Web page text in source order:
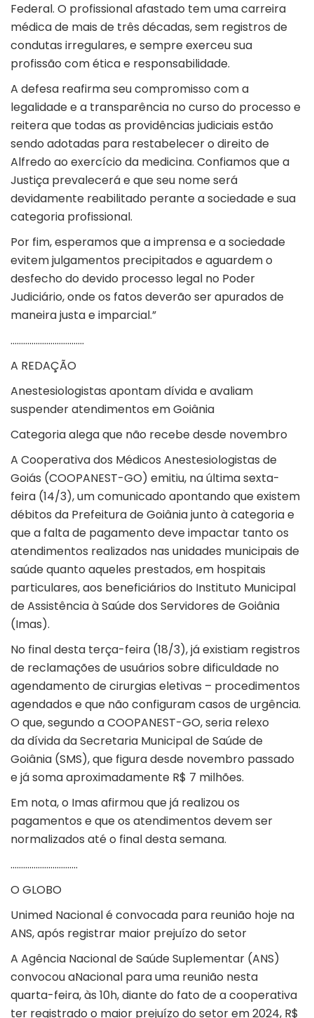
Federal. O profissional afastado tem uma carreira
médica de mais de três décadas, sem registros de
condutas irregulares, e sempre exerceu sua
profissão com ética e responsabilidade.
A defesa reafirma seu compromisso com a
legalidade e a transparência no curso do processo e
reitera que todas as providências judiciais estão
sendo adotadas para restabelecer o direito de
Alfredo ao exercício da medicina. Confiamos que a
Justiça prevalecerá e que seu nome será
devidamente reabilitado perante a sociedade e sua
categoria profissional.
Por fim, esperamos que a imprensa e a sociedade
evitem julgamentos precipitados e aguardem o
desfecho do devido processo legal no Poder
Judiciário, onde os fatos deverão ser apurados de
maneira justa e imparcial.”
……………………………..
A REDAÇÃO
Anestesiologistas apontam dívida e avaliam
suspender atendimentos em Goiânia
Categoria alega que não recebe desde novembro
A Cooperativa dos Médicos Anestesiologistas de
Goiás (COOPANEST-GO) emitiu, na última sexta-
feira (14/3), um comunicado apontando que existem
débitos da Prefeitura de Goiânia junto à categoria e
que a falta de pagamento deve impactar tanto os
atendimentos realizados nas unidades municipais de
saúde quanto aqueles prestados, em hospitais
particulares, aos beneficiários do Instituto Municipal
de Assistência à Saúde dos Servidores de Goiânia
(Imas).
No final desta terça-feira (18/3), já existiam registros
de reclamações de usuários sobre dificuldade no
agendamento de cirurgias eletivas – procedimentos
agendados e que não configuram casos de urgência.
O que, segundo a COOPANEST-GO, seria relexo
da dívida da Secretaria Municipal de Saúde de
Goiânia (SMS), que figura desde novembro passado
e já soma aproximadamente R$ 7 milhões.
Em nota, o Imas afirmou que já realizou os
pagamentos e que os atendimentos devem ser
normalizados até o final desta semana.
…………………………..
O GLOBO
Unimed Nacional é convocada para reunião hoje na
ANS, após registrar maior prejuízo do setor
A Agência Nacional de Saúde Suplementar (ANS)
convocou aNacional para uma reunião nesta
quarta-feira, às 10h, diante do fato de a cooperativa
ter registrado o maior prejuízo do setor em 2024, R$